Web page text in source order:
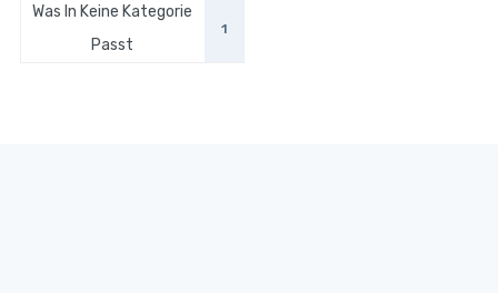
Was In Keine Kategorie
Passt
1